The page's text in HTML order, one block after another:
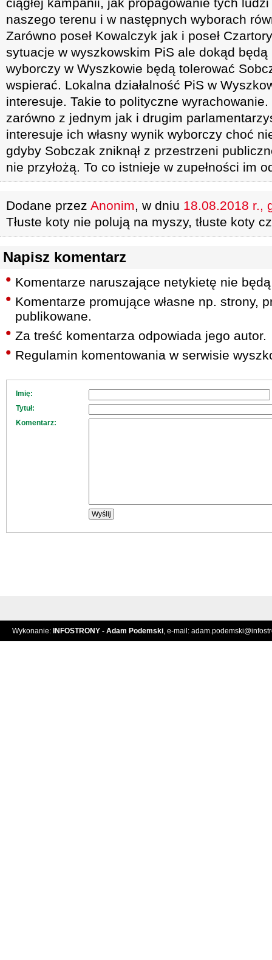
naszego terenu i w następnych wyborach
Zarówno poseł Kowalczyk jak i poseł
sytuacje w wyszkowskim PiS ale dokąd
wyborczy w Wyszkowie będą tolerować
wspierać. Lokalna działalność PiS w
interesuje. Takie to polityczne wyrachowanie.
zarówno z jednym jak i drugim
interesuje ich własny wynik wyborczy choć
gdyby Sobczak zniknął z przestrzeni
nie przyłożą. To co istnieje w zupełności im
Dodane przez Anonim, w dniu 18.08.2018 r.,
Tłuste koty nie polują na myszy, tłuste koty
Napisz komentarz
Komentarze naruszające netykietę nie
Komentarze promujące własne np. strony,
publikowane.
Za treść komentarza odpowiada jego autor.
Regulamin komentowania w serwisie
Imię:
Tytuł:
Komentarz:
Wykonanie: INFOSTRONY - Adam Podemski, e-mail: